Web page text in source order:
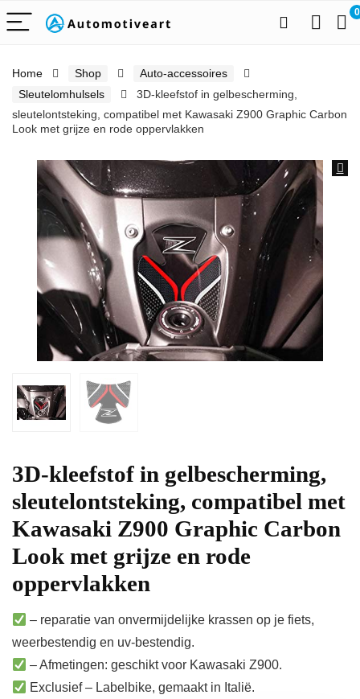
0
Home Shop
Auto-accessoires
Sleutelomhulsels
3D-kleefstof in gelbescherming,
sleutelontsteking, compatibel met Kawasaki Z900 Graphic Carbon
Look met grijze en rode oppervlakken
3D-kleefstof in gelbescherming,
sleutelontsteking, compatibel met
Kawasaki Z900 Graphic Carbon
Look met grijze en rode
oppervlakken
– reparatie van onvermijdelijke krassen op je fiets,
weerbestendig en uv-bestendig.
– Afmetingen: geschikt voor Kawasaki Z900.
Exclusief – Labelbike, gemaakt in Italië.